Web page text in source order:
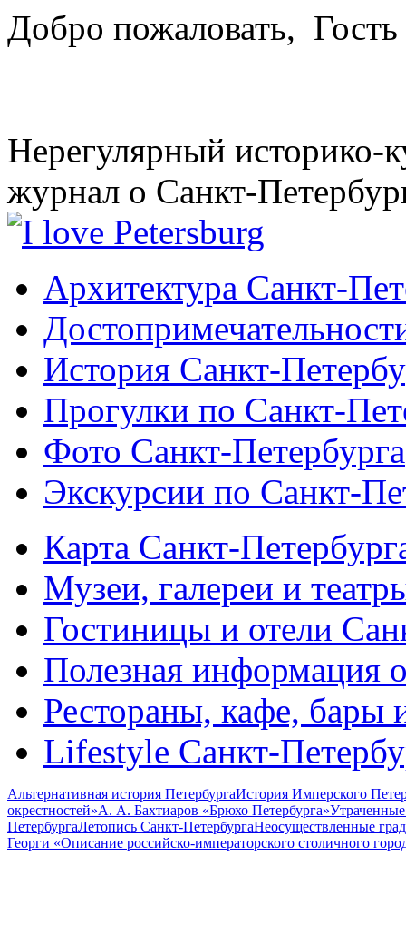
Добро пожаловать, Гость
Нерегулярный историко-
журнал о Санкт-
Архитектура Санкт-
История Санкт-
Прогулки по Санкт-
Фото Санкт-Петербурга
Экскурсии по Санкт-
Карта Санкт-
Музеи, галереи и
Гостиницы и отели
Полезная информация
Рестораны, кафе, бары
Lifestyle Санкт-
Альтернативная история ПетербургаИстория Имперского
окрестностей»А. А. Бахтиаров «Брюхо Петербурга»
ПетербургаЛетопись Санкт-ПетербургаНеосуществленные
Георги «Описание российско-императорского столичного